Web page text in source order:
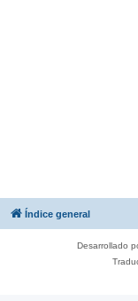
Índice general
Desarrollado